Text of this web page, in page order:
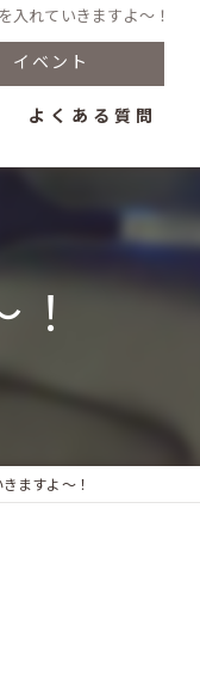
入れていきますよ～！
イベント
よくある質問
ますよ～！